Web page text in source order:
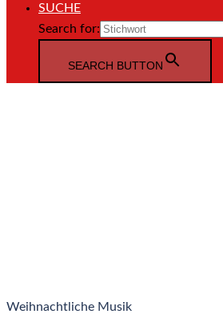
SUCHE
Search for:
SEARCH BUTTON
Weihnachtliche Musik